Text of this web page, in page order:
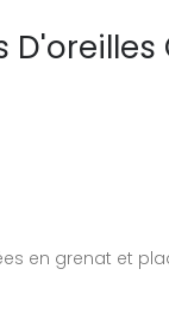
D'oreilles
en grenat et